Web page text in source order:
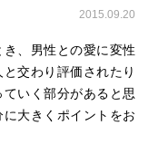
2015.09.20
、男性との愛に変性
交わり評価されたり
いく部分があると思
大きくポイントをお